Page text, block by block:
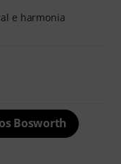
e harmonia
Bosworth